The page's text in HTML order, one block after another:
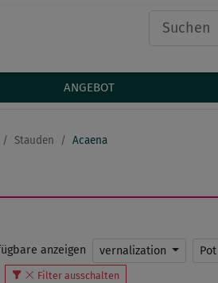
ANGEBOT
Stauden Acaena
anzeigen vernalization Pot
Filter ausschalten